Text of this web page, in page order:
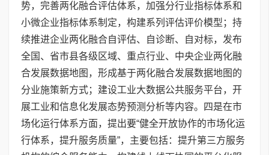
势，完善两化融合评估体系，加强分行业指标体系和
小微企业指标体系制定，构建系列评估评价模型；持
续推进企业两化融合自评估、自诊断、自对标，发布
全国、省市县各级区域、重点行业、中央企业两化融
合发展数据地图，形成基于两化融合发展数据地图的
分业施策新方式；建设工业大数据公共服务平台，开
展工业和信息化发展态势预测分析等内容。四是在市
场化运行体系方面，提出要“健全开放协作的市场化运
行体系，提升服务质量”，主要包括：提升第三方服务